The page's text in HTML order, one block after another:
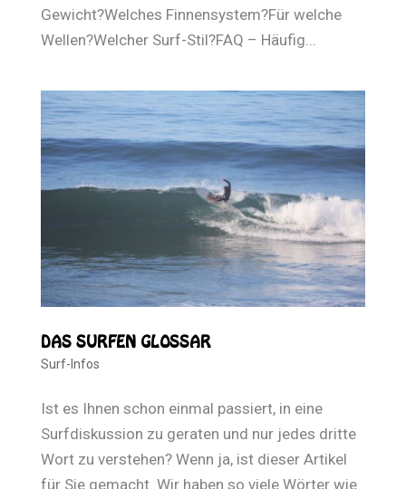
Gewicht?Welches Finnensystem?Für welche
Wellen?Welcher Surf-Stil?FAQ – Häufig...
DAS SURFEN GLOSSAR
Surf-Infos
Ist es Ihnen schon einmal passiert, in eine
Surfdiskussion zu geraten und nur jedes dritte
Wort zu verstehen? Wenn ja, ist dieser Artikel
für Sie gemacht. Wir haben so viele Wörter wie